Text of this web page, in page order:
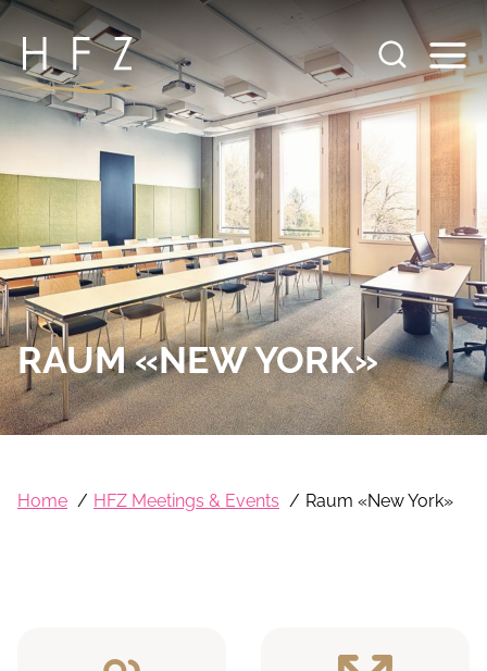
Zum
Inhalt
springen
RAUM «NEW YORK»
Home HFZ Meetings & Events Raum «New York»